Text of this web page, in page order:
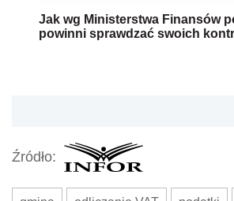
Jak wg Ministerstwa Finansów
powinni sprawdzać swoich
Źródło: